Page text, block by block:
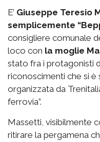
E’ Giuseppe Teresio
semplicemente
consigliere comunale
loco con la moglie
stato fra i protagonisti
riconoscimenti che si
organizzata da
ferrovia”.
Massetti, visibilmente
ritirare la pergamena